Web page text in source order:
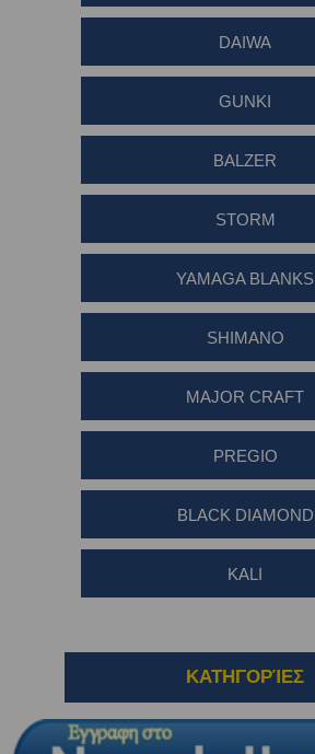
DAIWA
GUNKI
BALZER
STORM
YAMAGA BLANKS
SHIMANO
MAJOR CRAFT
PREGIO
BLACK DIAMOND
KALI
ΚΑΤΗΓΟΡΊΕΣ